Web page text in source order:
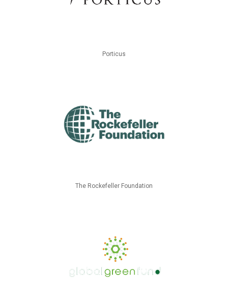
Porticus
The Rockefeller Foundation